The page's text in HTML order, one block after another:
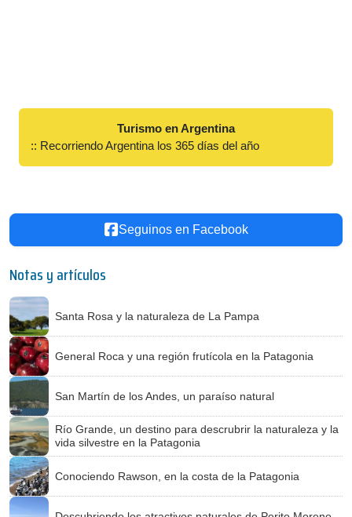
Turismo en Argentina
:: Recorriendo Argentina los 365 días del año
Seguinos en Facebook
Notas y artículos
Santa Rosa y la naturaleza de La Pampa
General Roca y una región frutícola en la Patagonia
San Martín de los Andes, un paraíso natural
Río Grande, un destino para descrubrir la naturaleza y la
vida silvestre en la Patagonia
Conociendo Rawson, en la costa de la Patagonia